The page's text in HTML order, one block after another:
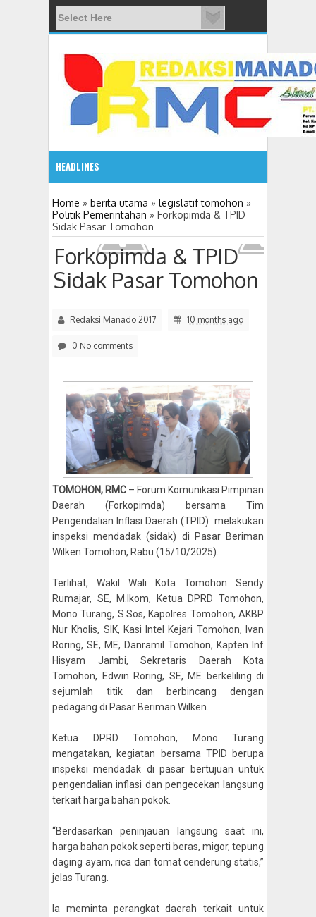
HEADLINES
08:03 AM
ADVETORIAL JONRU GANTIKAN MONO PIMPIN DPRD
Home » berita utama » legislatif tomohon »
Politik Pemerintahan » Forkopimda & TPID
Sidak Pasar Tomohon
Forkopimda & TPID
Sidak Pasar Tomohon
Redaksi Manado 2017 10 months ago
0 No comments
TOMOHON, RMC – Forum Komunikasi Pimpinan
Daerah (Forkopimda) bersama Tim
Pengendalian Inflasi Daerah (TPID) melakukan
inspeksi mendadak (sidak) di Pasar Beriman
Wilken Tomohon, Rabu (15/10/2025).
Terlihat, Wakil Wali Kota Tomohon Sendy
Rumajar, SE, M.Ikom, Ketua DPRD Tomohon,
Mono Turang, S.Sos, Kapolres Tomohon, AKBP
Nur Kholis, SIK, Kasi Intel Kejari Tomohon, Ivan
Roring, SE, ME, Danramil Tomohon, Kapten Inf
Hisyam Jambi, Sekretaris Daerah Kota
Tomohon, Edwin Roring, SE, ME berkeliling di
sejumlah titik dan berbincang dengan
pedagang di Pasar Beriman Wilken.
Ketua DPRD Tomohon, Mono Turang
mengatakan, kegiatan bersama TPID berupa
inspeksi mendadak di pasar bertujuan untuk
pengendalian inflasi dan pengecekan langsung
terkait harga bahan pokok.
“Berdasarkan peninjauan langsung saat ini,
harga bahan pokok seperti beras, migor, tepung
daging ayam, rica dan tomat cenderung statis,”
jelas Turang.
Ia meminta perangkat daerah terkait untuk